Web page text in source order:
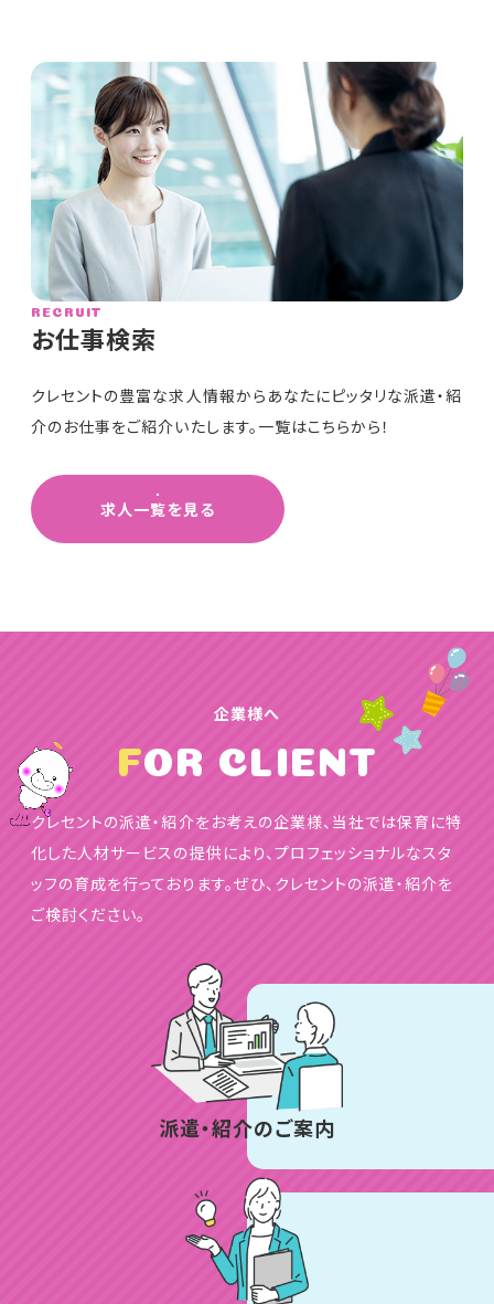
RECRUIT
お仕事検索
クレセントの豊富な求人情報からあなたにピッタリな派遣・紹
介のお仕事をご紹介いたします。一覧はこちらから！
求人一覧を見る
企業様へ
FOR CLIENT
クレセントの派遣・紹介をお考えの企業様、当社では保育に特
化した人材サービスの提供により、プロフェッショナルなスタ
ッフの育成を行っております。ぜひ、クレセントの派遣・紹介を
ご検討ください。
派遣・紹介のご案内